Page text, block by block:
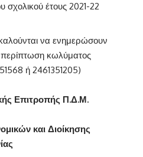
σχολικού έτους 2021-22
να ενημερώσουν
κωλύματος
ή 2461351205)
Επιτροπής Π.Δ.Μ.
και Διοίκησης